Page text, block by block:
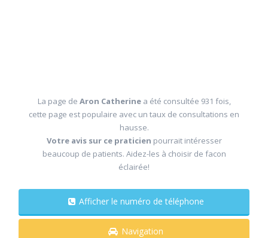
La page de Aron Catherine a été consultée 931 fois,
cette page est populaire avec un taux de consultations en
hausse.
Votre avis sur ce praticien pourrait intéresser
beaucoup de patients. Aidez-les à choisir de facon
éclairée!
Afficher le numéro de téléphone
Navigation